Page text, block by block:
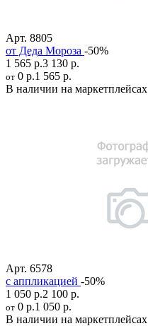
Арт. 8805
от Деда Мороза -50%
1 565 р.3 130 р.
от 0 р.1 565 р.
В наличии на маркетплейсах
Арт. 6578
с аппликацией -50%
1 050 р.2 100 р.
от 0 р.1 050 р.
В наличии на маркетплейсах